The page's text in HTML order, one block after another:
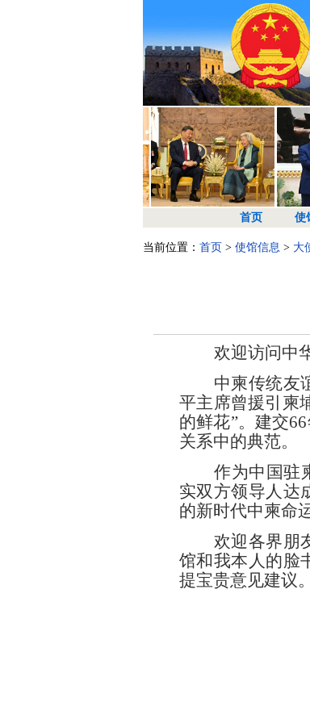
首页 使
当前位置： 首页 > 使馆信息 > 大
欢迎访问中
中柬传统友
平主席曾援引柬
的鲜花”。建交
关系中的典范。
作为中国驻
实双方领导人达
的新时代中柬命
欢迎各界朋
馆和我本人的脸
提宝贵意见建议。